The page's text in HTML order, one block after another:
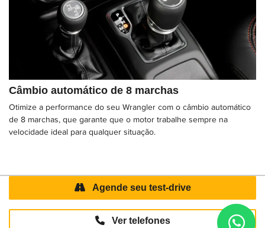
Câmbio automático de 8 marchas
Otimize a performance do seu Wrangler com o câmbio automático
de 8 marchas, que garante que o motor trabalhe sempre na
velocidade ideal para qualquer situação.
Ver telefones
Agende seu test-drive